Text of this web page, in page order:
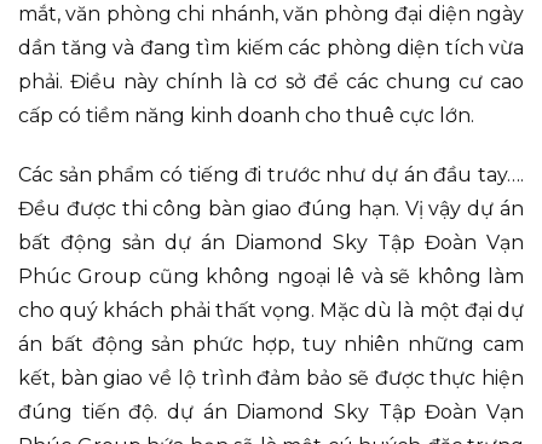
mắt, văn phòng chi nhánh, văn phòng đại diện ngày
dần tăng và đang tìm kiếm các phòng diện tích vừa
phải. Điều này chính là cơ sở để các chung cư cao
cấp có tiềm năng kinh doanh cho thuê cực lớn.
Các sản phẩm có tiếng đi trước như dự án đầu tay….
Đều được thi công bàn giao đúng hạn. Vị vậy dự án
bất động sản dự án Diamond Sky Tập Đoàn Vạn
Phúc Group cũng không ngoại lê và sẽ không làm
cho quý khách phải thất vọng. Mặc dù là một đại dự
án bất động sản phức hợp, tuy nhiên những cam
kết, bàn giao về lộ trình đảm bảo sẽ được thực hiện
đúng tiến độ. dự án Diamond Sky Tập Đoàn Vạn